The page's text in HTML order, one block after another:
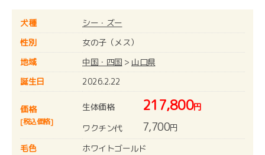
犬種
シー・ズー
性別
女の子（メス）
地域
中国・四国 > 山口県
誕生日
2026.2.22
価格
[税込価格]
生体価格 217,800円
ワクチン代
7,700円
毛色
ホワイトゴールド